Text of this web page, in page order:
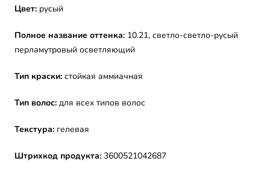
Цвет: русый
Полное название оттенка: 10.21, светло-светло-русый
перламутровый осветляющий
Тип краски: стойкая аммиачная
Тип волос: для всех типов волос
Текстура: гелевая
Штрихкод продукта: 3600521042687